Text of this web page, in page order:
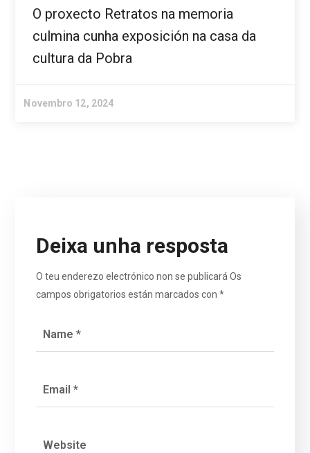
O proxecto Retratos na memoria
culmina cunha exposición na casa da
cultura da Pobra
Novembro 12, 2024
Deixa unha resposta
O teu enderezo electrónico non se publicará Os
campos obrigatorios están marcados con*